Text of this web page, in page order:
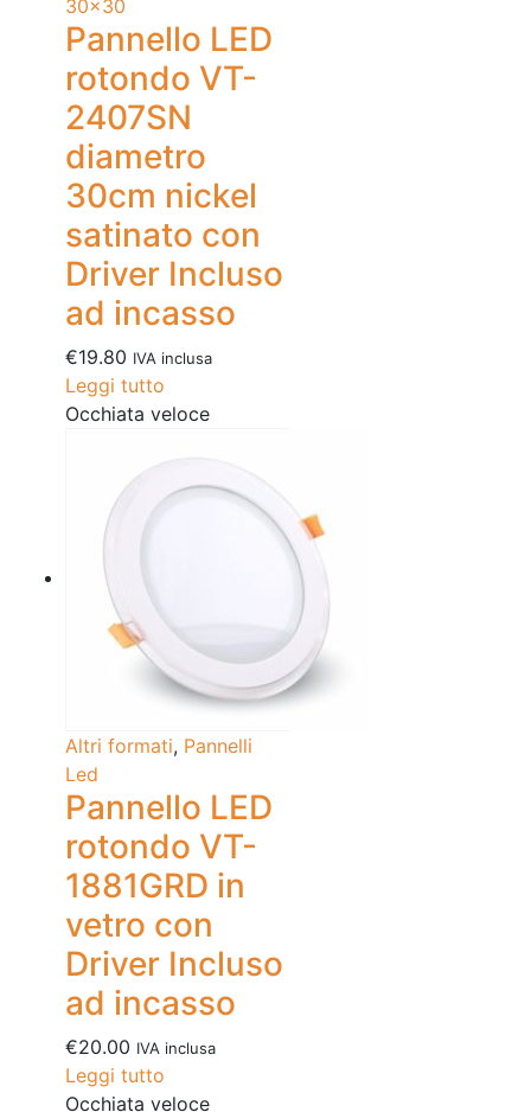
30x30
Pannello LED
rotondo VT-
2407SN
diametro
30cm nickel
satinato con
Driver Incluso
ad incasso
€19.80 IVA inclusa
Leggi tutto
Occhiata veloce
Altri formati, Pannelli
Led
Pannello LED
rotondo VT-
1881GRD in
vetro con
Driver Incluso
ad incasso
€20.00 IVA inclusa
Leggi tutto
Occhiata veloce